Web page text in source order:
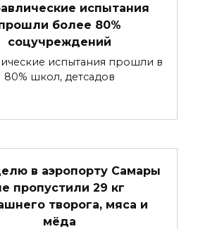
испытания
более 80%
соцучреждений
испытания прошли в
80% школ, детсадов
в аэропорту Самары
пропустили 29 кг
творога, мяса и
мёда